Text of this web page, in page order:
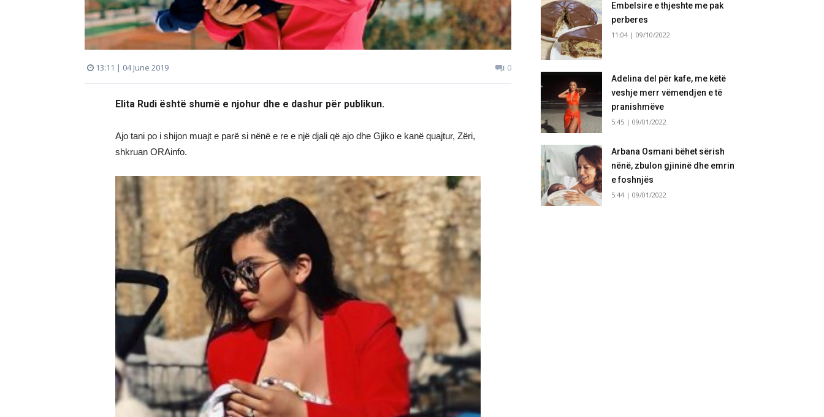
13:11 | 04 June 2019 0
Elita Rudi është shumë e njohur dhe e dashur për publikun.
Ajo tani po i shijon muajt e parë si nënë e re e një djali që ajo dhe Gjiko e kanë quajtur, Zëri,
shkruan ORAinfo.
Embelsire e thjeshte me pak
perberes
11:04 | 09/10/2022
Adelina del për kafe, me këtë
veshje merr vëmendjen e të
pranishmëve
5:45 | 09/01/2022
Arbana Osmani bëhet sërish
nënë, zbulon gjininë dhe emrin
e foshnjës
5:44 | 09/01/2022